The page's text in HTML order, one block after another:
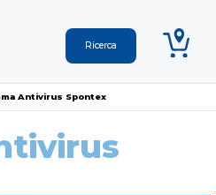
Antivirus Spontex